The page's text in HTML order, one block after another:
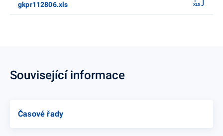
gkpr112806.xls
Související informace
Časové řady